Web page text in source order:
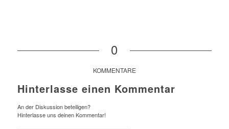
0
KOMMENTARE
Hinterlasse einen Kommentar
An der Diskussion beteiligen?
Hinterlasse uns deinen Kommentar!